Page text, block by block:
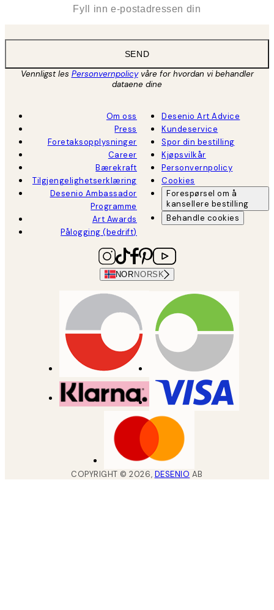
SEND
Vennligst les Personvernpolicyvåre for hvordan vi behandler
dataene dine
Om oss
Press
Foretaksopplysninger
Career
Bærekraft
Tilgjengelighetserklæring
Desenio Ambassador
Programme
Art Awards
Pålogging (bedrift)
Desenio Art Advice
Kundeservice
Spor din bestilling
Kjøpsvilkår
Personvernpolicy
Cookies
Forespørsel om å
kansellere bestilling
Behandle cookies
NOR NORSK
COPYRIGHT ©2026, DESENIO AB